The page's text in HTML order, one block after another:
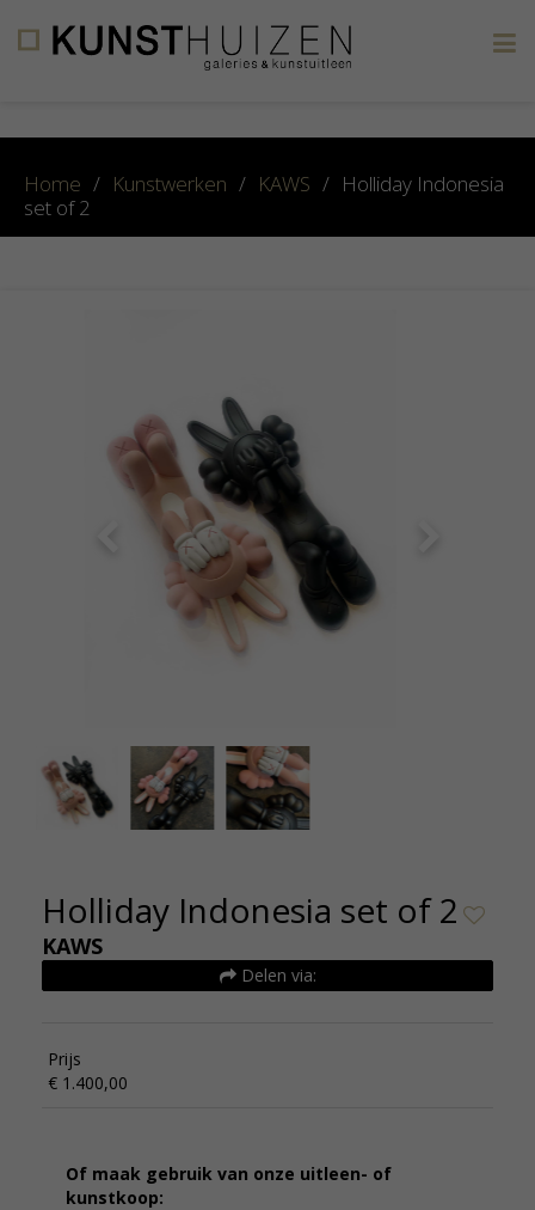
Home / Kunstwerken / KAWS / Holliday Indonesia
set of 2
Holliday Indonesia set of 2
KAWS
Delen via:
Prijs
€ 1.400,00
Of maak gebruik van onze uitleen- of
kunstkoop: